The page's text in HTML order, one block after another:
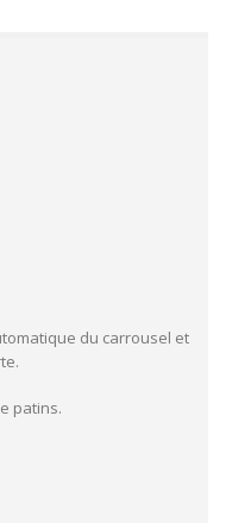
du carrousel et
patins.